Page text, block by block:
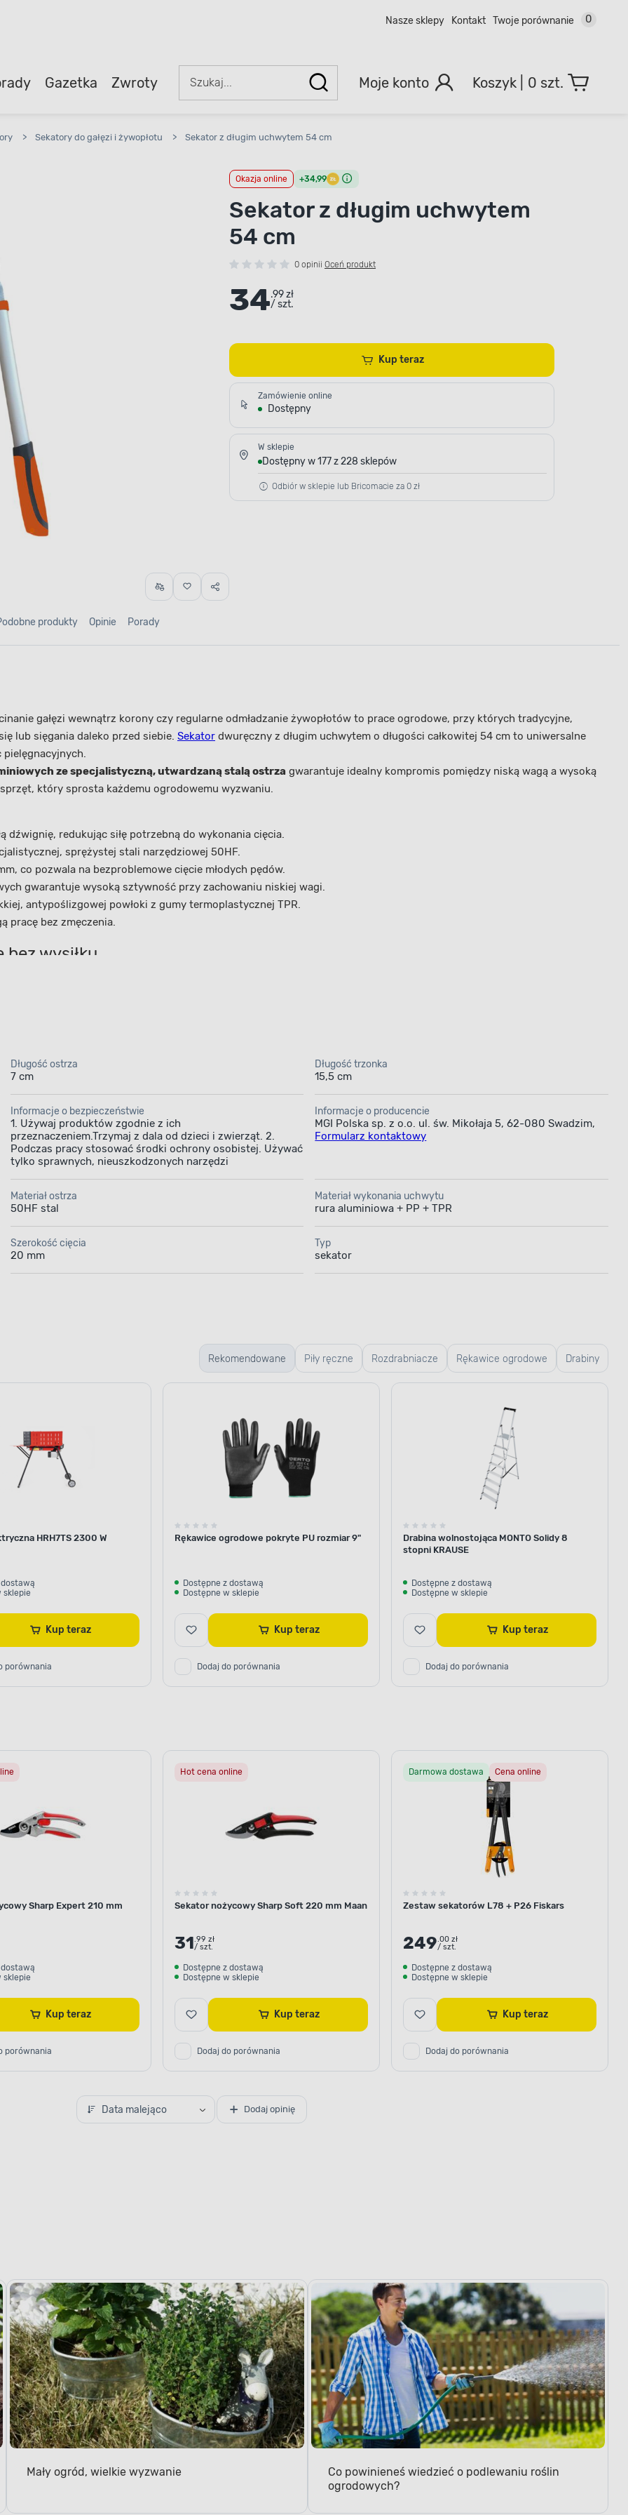
Nasze sklepy Kontakt Twoje porównanie 0
Gazetka Zwroty Moje konto 0 szt.
> Sekatory do gałęzi i żywopłotu > Sekator z długim uchwytem 54 cm
Okazja online +34,99
Sekator z długim uchwytem
54 cm
0 opinii Oceń produkt
34.99 zł
/ szt.
Kup teraz
Zamówienie online
Dostępny
W sklepie
Dostępny w 177 z 228 sklepów
Odbiór w sklepie lub Bricomacie za 0 zł
produkty Opinie Porady
gałęzi wewnątrz korony czy regularne odmładzanie żywopłotów to prace ogrodowe, przy których tradycyjne,
lub sięgania daleko przed siebie. Sekator dwuręczny z długim uchwytem o długości całkowitej 54 cm to uniwersalne
pielęgnacyjnych.
ze specjalistyczną, utwardzaną stalą ostrza gwarantuje idealny kompromis pomiędzy niską wagą a wysoką
który sprosta każdemu ogrodowemu wyzwaniu.
dźwignię, redukując siłę potrzebną do wykonania cięcia.
sprężystej stali narzędziowej 50HF.
co pozwala na bezproblemowe cięcie młodych pędów.
gwarantuje wysoką sztywność przy zachowaniu niskiej wagi.
antypoślizgowej powłoki z gumy termoplastycznej TPR.
pracę bez zmęczenia.
wysiłku
7-centymetrowe ostrze nożycowe wykute ze stali 50HF. Stop ten, powszechnie stosowany do produkcji silnie
udarnością oraz zdolnością do zachowywania fabrycznej ostrości przez tysiące cykli pracy.
przycinaniu.
sekatora stawia na maksymalną ergonomię i redukcję masy. Dzięki zastosowaniu ramion z rur aluminiowych, wagę
finalnego domknięcia ostrzy.
Długość ostrza
7 cm
Długość trzonka
15,5 cm
Informacje o bezpieczeństwie
1. Używaj produktów zgodnie z ich
przeznaczeniem.Trzymaj z dala od dzieci i zwierząt. 2.
Podczas pracy stosować środki ochrony osobistej. Używać
tylko sprawnych, nieuszkodzonych narzędzi
Informacje o producencie
MGI Polska sp. z o.o. ul. św. Mikołaja 5, 62-080 Swadzim,
Formularz kontaktowy
Materiał ostrza
50HF stal
Materiał wykonania uchwytu
rura aluminiowa + PP + TPR
Szerokość cięcia
20 mm
Typ
sekator
Rekomendowane Piły ręczne Rozdrabniacze Rękawice ogrodowe Drabiny
HRH7TS 2300 W
sklepie
Kup teraz
porównania
Rękawice ogrodowe pokryte PU rozmiar 9"
Dostępne z dostawą
Dostępne w sklepie
Kup teraz
Dodaj do porównania
Drabina wolnostojąca MONTO Solidy 8
stopni KRAUSE
Dostępne z dostawą
Dostępne w sklepie
Kup teraz
Dodaj do porównania
Sharp Expert 210 mm
sklepie
Kup teraz
porównania
Hot cena online
Sekator nożycowy Sharp Soft 220 mm Maan
31.99 zł
/ szt.
Dostępne z dostawą
Dostępne w sklepie
Kup teraz
Dodaj do porównania
Darmowa dostawa Cena online
Zestaw sekatorów L78 + P26 Fiskars
249.00 zł
/ szt.
Dostępne z dostawą
Dostępne w sklepie
Kup teraz
Dodaj do porównania
Data malejąco Dodaj opinię
Mały ogród, wielkie wyzwanie
Co powinieneś wiedzieć o podlewaniu roślin
ogrodowych?